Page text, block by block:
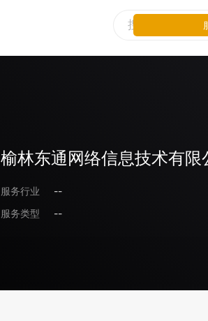
榆林东通网络信息技术有限
服务行业
--
服务类型
--